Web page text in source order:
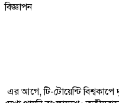
বিজ্ঞাপন
এর আগে, টি-টোয়েন্টি